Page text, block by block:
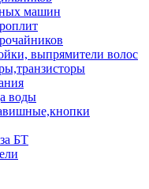
машин
выпрямители волос
воды
БТ